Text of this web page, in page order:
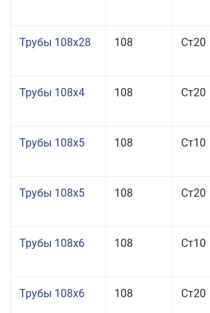
Трубы 108x28 108 Ст20
Трубы 108x4 108 Ст20
Трубы 108x5 108 Ст10
Трубы 108x5 108 Ст20
Трубы 108x6 108 Ст10
Трубы 108x6 108 Ст20